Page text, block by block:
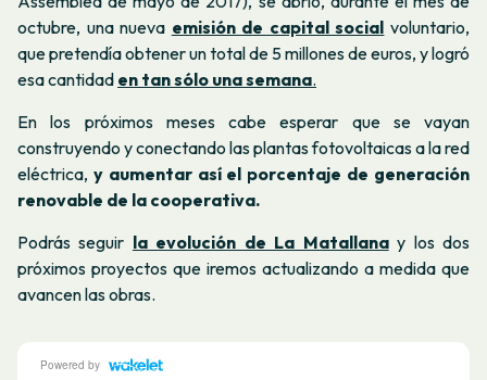
octubre, una nueva emisión de capital social voluntario,
que pretendía obtener un total de 5 millones de euros, y logró
esa cantidad en tan sólo una semana.
En los próximos meses cabe esperar que se vayan
construyendo y conectando las plantas fotovoltaicas a la red
eléctrica, y aumentar así el porcentaje de generación
renovable de la cooperativa.
Podrás seguir la evolución de La Matallanay los dos
próximos proyectos que iremos actualizando a medida que
avancen las obras.